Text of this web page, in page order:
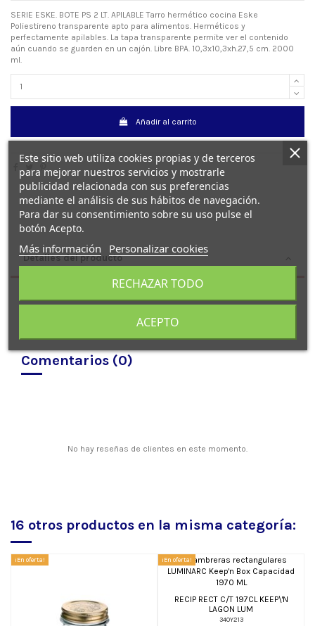
SERIE ESKE. BOTE PS 2 LT. APILABLE Tarro hermético cocina Eske
Poliestireno transparente apto para alimentos. Herméticos y
perfectamente apilables. La tapa transparente permite ver el contenido
aún cuando se guarden en un cajón. Libre BPA. 10,3x10,3xh.27,5 cm. 2000
ml.
Añadir al carrito
Detalles del producto
Comentarios (0)
No hay reseñas de clientes en este momento.
16 otros productos en la misma categoría:
¡En oferta! ¡En oferta!
RECIP RECT C/T 197CL KEEP\'N
LAGON LUM
340Y213
Este sitio web utiliza cookies propias y de terceros
para mejorar nuestros servicios y mostrarle
publicidad relacionada con sus preferencias
mediante el análisis de sus hábitos de navegación.
Para dar su consentimiento sobre su uso pulse el
botón Acepto.
Más información Personalizar cookies
RECHAZAR TODO
ACEPTO